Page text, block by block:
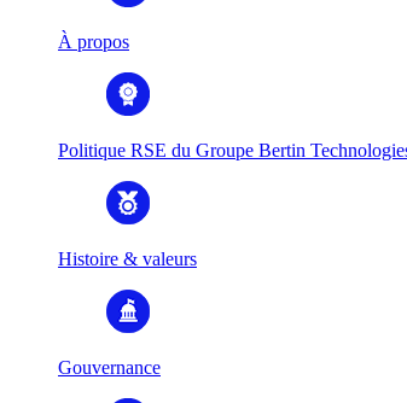
À propos
Politique RSE du Groupe Bertin
Histoire & valeurs
Gouvernance